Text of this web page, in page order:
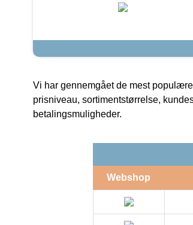
Vi har gennemgået de mest
prisniveau, sortimentstørrelse,
betalingsmuligheder.
Webshop